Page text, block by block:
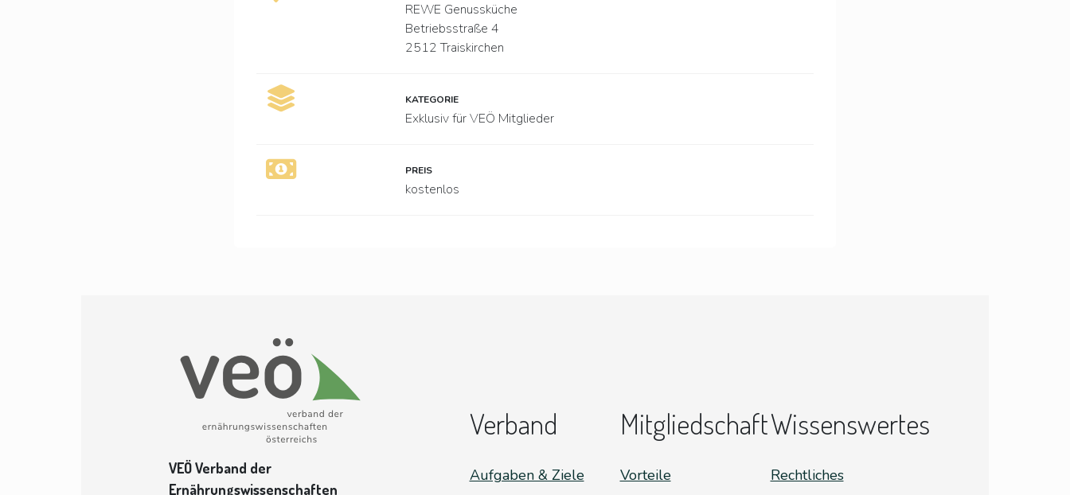
REWE Genussküche
Betriebsstraße 4
2512 Traiskirchen
KATEGORIE
Exklusiv für VEÖ Mitglieder
PREIS
kostenlos
VEÖ Verband der
Ernährungswissenschaften
Verband
Aufgaben & Ziele
Mitgliedschaft
Vorteile
Wissenswertes
Rechtliches